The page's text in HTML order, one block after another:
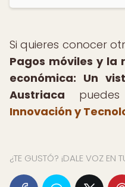
Si quieres conocer
Pagos móviles y la
económica: Un
Austriaca
Innovación y
¿TE GUSTÓ? ¡DALE VOZ EN